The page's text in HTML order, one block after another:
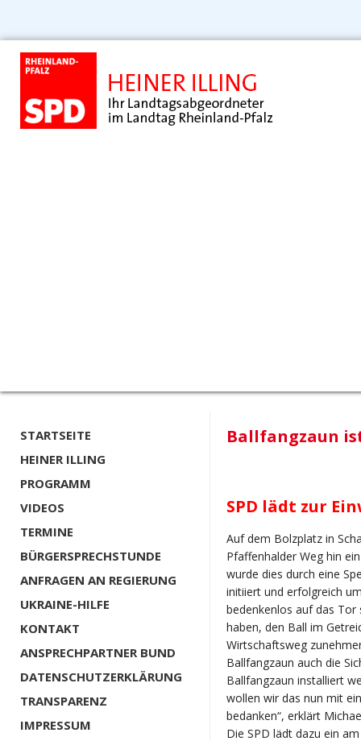
STARTSEITE
HEINER ILLING
PROGRAMM
VIDEOS
TERMINE
BÜRGERSPRECHSTUNDE
ANFRAGEN AN REGIERUNG
UKRAINE-HILFE
KONTAKT
ANSPRECHPARTNER BUND
DATENSCHUTZERKLÄRUNG
TRANSPARENZ
IMPRESSUM
Ballfangzaun
SPD lädt zur
Auf dem Bolzplatz in
Pfaffenhalder Weg hin
wurde dies durch eine
initiiert und erfolgreich
bedenkenlos auf das
haben, den Ball im
Wirtschaftsweg
Ballfangzaun auch die
Ballfangzaun installiert
wollen wir das nun mit
bedanken“, erklärt
Die SPD lädt dazu ein